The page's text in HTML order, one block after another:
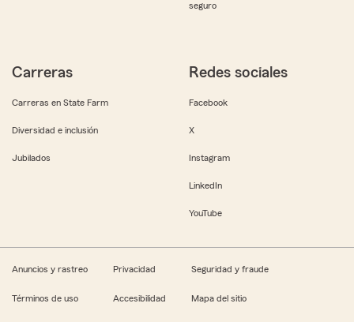
seguro
Carreras
Carreras en State Farm
Diversidad e inclusión
Jubilados
Redes sociales
Facebook
X
Instagram
LinkedIn
YouTube
Anuncios y rastreo Privacidad Seguridad y fraude
Términos de uso Accesibilidad Mapa del sitio